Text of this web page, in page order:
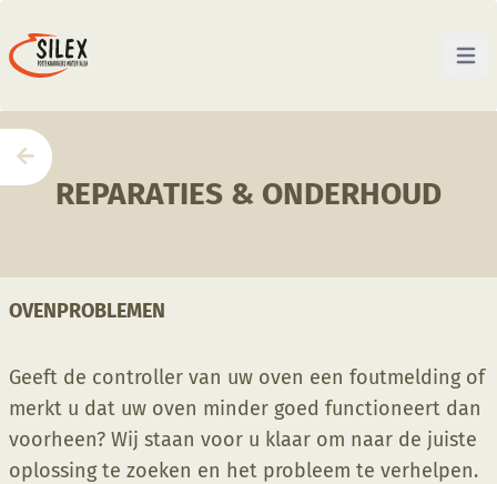
Open
REPARATIES & ONDERHOUD
OVENPROBLEMEN
Geeft de controller van uw oven een foutmelding of
merkt u dat uw oven minder goed functioneert dan
voorheen? Wij staan voor u klaar om naar de juiste
oplossing te zoeken en het probleem te verhelpen.